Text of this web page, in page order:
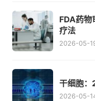
FDA药物
疗法
2026-05-
干细胞
2026-05-